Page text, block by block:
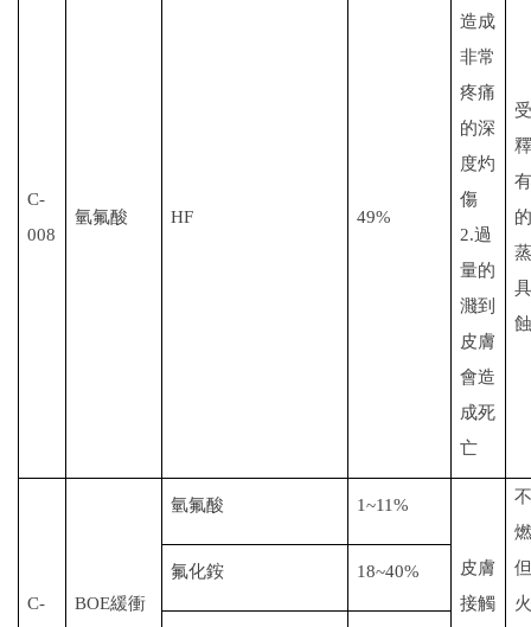
C-
008
氫氟酸 HF 49%
造成
非常
疼痛
的深
度灼
傷
2.過
量的
濺到
皮膚
會造
成死
亡
C-
BOE緩衝
氫氟酸 1~11%
皮膚
接觸
氟化銨 18~40%